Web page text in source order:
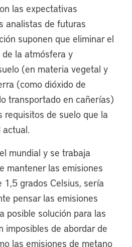
las expectativas
analistas de futuras
suponen que eliminar el
la atmósfera y
(en materia vegetal y
(como dióxido de
transportado en cañerías)
requisitos de suelo que la
mundial y se trabaja
mantener las emisiones
grados Celsius, sería
pensar las emisiones
posible solución para las
imposibles de abordar de
las emisiones de metano